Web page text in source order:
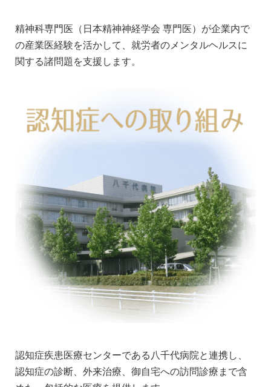
精神科専門医（日本精神神経学会 専門医）が企業内で
の産業医経験を活かして、就労者のメンタルヘルスに
関する諸問題を支援します。
認知症疾患医療センターである八千代病院と連携し、
認知症の診断、外来治療、御自宅への訪問診療まで含